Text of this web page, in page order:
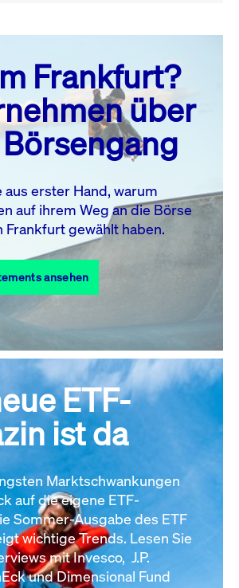
MI. DO. FR. SA. SO.
1
2
5 6 7 8
13 14
19 20 21 22
23
27 28
Alle Events
Frankfurt?
über
aus erster Hand, warum
auf ihrem Weg an die Börse
Frankfurt gewählt haben.
ansehen
ETF-
ist da
Marktschwankungen
auf die eigene ETF-
Sommer-Ausgabe des ETF
wichtige Trends. Lesen Sie
mit Invesco, J.P.
und Dimensional Fund